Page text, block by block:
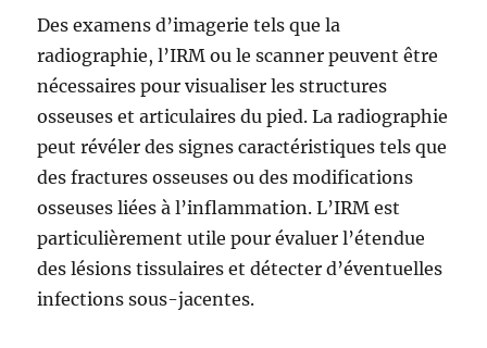
Des examens d’imagerie tels que la
radiographie, l’IRM ou le scanner peuvent être
nécessaires pour visualiser les structures
osseuses et articulaires du pied. La radiographie
peut révéler des signes caractéristiques tels que
des fractures osseuses ou des modifications
osseuses liées à l’inflammation. L’IRM est
particulièrement utile pour évaluer l’étendue
des lésions tissulaires et détecter d’éventuelles
infections sous-jacentes.